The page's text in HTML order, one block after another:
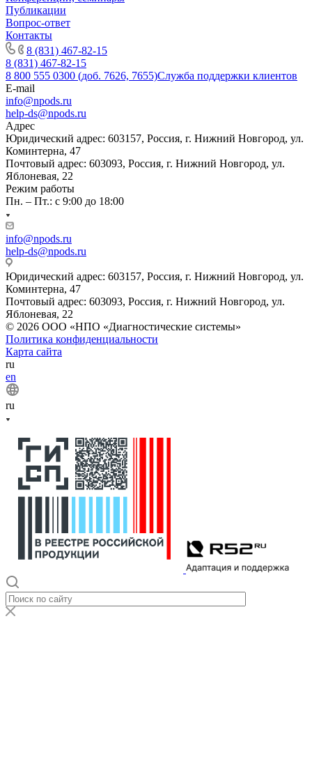
Публикации
Вопрос-ответ
Контакты
8 (831) 467-82-15
8 (831) 467-82-15
8 800 555 0300 (доб. 7626, 7655)Служба поддержки клиентов
E-mail
info@npods.ru
help-ds@npods.ru
Адрес
Юридический адрес: 603157, Россия, г. Нижний Новгород, ул.
Коминтерна, 47
Почтовый адрес: 603093, Россия, г. Нижний Новгород, ул.
Яблоневая, 22
Режим работы
Пн. – Пт.: с 9:00 до 18:00
info@npods.ru
help-ds@npods.ru
Юридический адрес: 603157, Россия, г. Нижний Новгород, ул.
Коминтерна, 47
Почтовый адрес: 603093, Россия, г. Нижний Новгород, ул.
Яблоневая, 22
© 2026 ООО «НПО «Диагностические системы»
Политика конфиденциальности
Карта сайта
ru
en
ru